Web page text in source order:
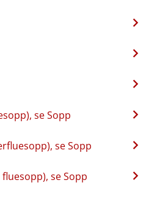
se Sopp
se Sopp
se Sopp